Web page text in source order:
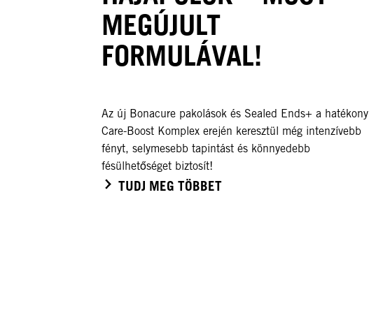
MEGÚJULT
FORMULÁVAL!
Az új Bonacure pakolások és Sealed Ends+ a hatékony
Care-Boost Komplex erején keresztül még intenzívebb
fényt, selymesebb tapintást és könnyedebb
fésülhetőséget biztosít!
TUDJ MEG TÖBBET